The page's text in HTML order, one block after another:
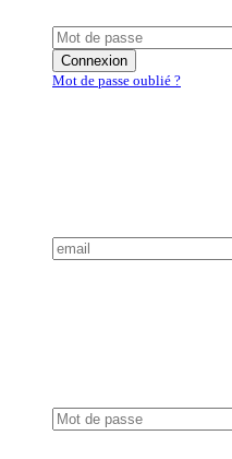
Connexion
Mot de passe oublié ?